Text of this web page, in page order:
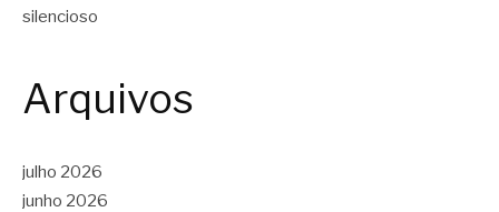
silencioso
Arquivos
julho 2026
junho 2026